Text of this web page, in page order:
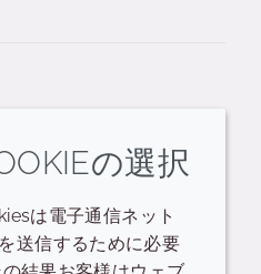
リソース
- thematic/trend
の選択
は電子通信ネット
送信するために必要